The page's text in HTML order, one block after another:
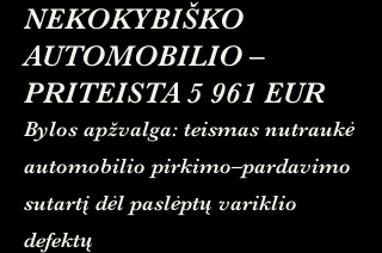
NEKOKYBIŠKO
AUTOMOBILIO –
PRITEISTA 5 961 EUR
Bylos apžvalga: teismas nutraukė
automobilio pirkimo–pardavimo
sutartį dėl paslėptų variklio
defektų